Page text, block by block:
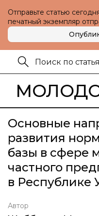
Отправьте статью
печатный экземпляр
Основные
развития
базы в сфере
частного
в Республике
Автор